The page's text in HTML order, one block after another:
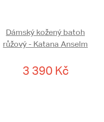
Dámský kožený batoh
růžový - Katana Anselm
3 390 Kč